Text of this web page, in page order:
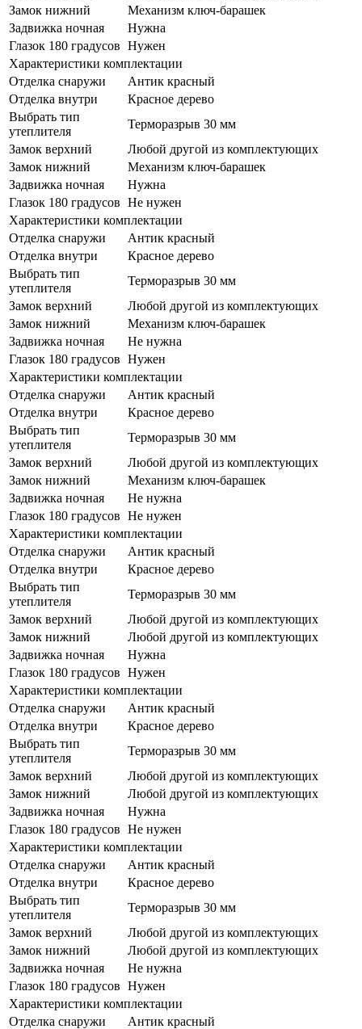
Замок нижний
Механизм ключ-барашек
Задвижка ночная
Нужна
Глазок 180 градусов Нужен
Характеристики комплектации
Отделка снаружи
Антик красный
Отделка внутри
Красное дерево
Выбрать тип
утеплителя
Терморазрыв 30 мм
Замок верхний
Любой другой из комплектующих
Замок нижний
Механизм ключ-барашек
Задвижка ночная
Нужна
Глазок 180 градусов Не нужен
Характеристики комплектации
Отделка снаружи
Антик красный
Отделка внутри
Красное дерево
Выбрать тип
утеплителя
Терморазрыв 30 мм
Замок верхний
Любой другой из комплектующих
Замок нижний
Механизм ключ-барашек
Задвижка ночная
Не нужна
Глазок 180 градусов Нужен
Характеристики комплектации
Отделка снаружи
Антик красный
Отделка внутри
Красное дерево
Выбрать тип
утеплителя
Терморазрыв 30 мм
Замок верхний
Любой другой из комплектующих
Замок нижний
Механизм ключ-барашек
Задвижка ночная
Не нужна
Глазок 180 градусов Не нужен
Характеристики комплектации
Отделка снаружи
Антик красный
Отделка внутри
Красное дерево
Выбрать тип
утеплителя
Терморазрыв 30 мм
Замок верхний
Любой другой из комплектующих
Замок нижний
Любой другой из комплектующих
Задвижка ночная
Нужна
Глазок 180 градусов Нужен
Характеристики комплектации
Отделка снаружи
Антик красный
Отделка внутри
Красное дерево
Выбрать тип
утеплителя
Терморазрыв 30 мм
Замок верхний
Любой другой из комплектующих
Замок нижний
Любой другой из комплектующих
Задвижка ночная
Нужна
Глазок 180 градусов Не нужен
Характеристики комплектации
Отделка снаружи
Антик красный
Отделка внутри
Красное дерево
Выбрать тип
утеплителя
Терморазрыв 30 мм
Замок верхний
Любой другой из комплектующих
Замок нижний
Любой другой из комплектующих
Задвижка ночная
Не нужна
Глазок 180 градусов Нужен
Характеристики комплектации
Отделка снаружи
Антик красный